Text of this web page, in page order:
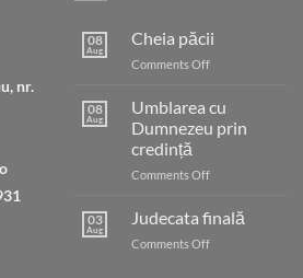
nr.
08
Aug
Cheia păcii
Comments Offon
08
Aug
Umblarea cu
Dumnezeu prin
credință
Comments Offon
cu
Dumnezeu
prin
03
Aug
Judecata finală
Comments Offon